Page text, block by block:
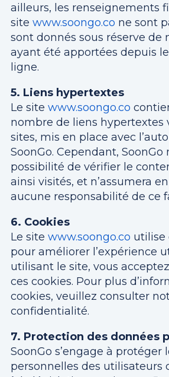
ailleurs, les renseignements
site www.soongo.co ne sont
sont donnés sous réserve de
ayant été apportées depuis
ligne.
5. Liens hypertextes
Le site www.soongo.co
nombre de liens hypertextes
sites, mis en place avec
SoonGo. Cependant, SoonGo
possibilité de vérifier le
ainsi visités, et n’assumera
aucune responsabilité de ce
6. Cookies
Le site www.soongo.co utilise
pour améliorer l’expérience
utilisant le site, vous
ces cookies. Pour plus
cookies, veuillez consulter
confidentialité.
7. Protection des données
SoonGo s’engage à protéger
personnelles des utilisateurs